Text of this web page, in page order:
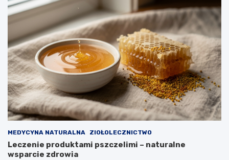
y
i
k
d
ł
u
g
o
m
o
ż
n
a
j
i
u
k
r
z
y
c
y
MEDYCYNA NATURALNA ZIOŁOLECZNICTWO
Leczenie produktami pszczelimi – naturalne
wsparcie zdrowia